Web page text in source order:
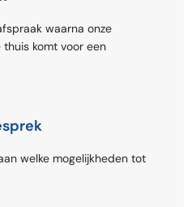
waarna onze
komt voor een
welke mogelijkheden tot